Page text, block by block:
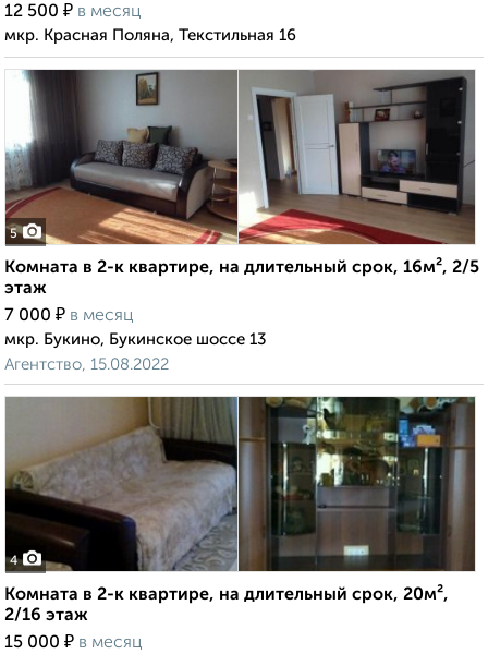
12 500 ₽ в месяц
мкр. Красная Поляна, Текстильная 16
5
Комната в 2-к квартире, на длительный срок, 16м², 2/5
этаж
7 000 ₽ в месяц
мкр. Букино, Букинское шоссе 13
Агентство, 15.08.2022
4
Комната в 2-к квартире, на длительный срок, 20м²,
2/16 этаж
15 000 ₽ в месяц